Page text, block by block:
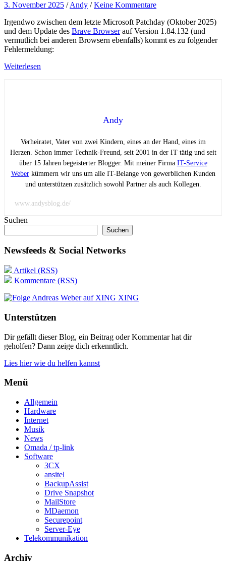
3. November 2025 /Andy /Keine Kommentare
Irgendwo zwischen dem letzte Microsoft Patchday (Oktober 2025)
und dem Update des Brave Browserauf Version 1.84.132 (und
vermutlich bei anderen Browsern ebenfalls) kommt es zu folgender
Fehlermeldung:
Weiterlesen
Andy
Verheiratet, Vater von zwei Kindern, eines an der Hand, eines im
Herzen. Schon immer Technik-Freund, seit 2001 in der IT tätig und seit
über 15 Jahren begeisterter Blogger. Mit meiner Firma IT-Service
Weberkümmern wir uns um alle IT-Belange von gewerblichen Kunden
und unterstützen zusätzlich sowohl Partner als auch Kollegen.
www.andysblog.de/
Suchen
Suchen
Newsfeeds & Social Networks
Artikel (RSS)
Kommentare (RSS)
XING
Unterstützen
Dir gefällt dieser Blog, ein Beitrag oder Kommentar hat dir
geholfen? Dann zeige dich erkenntlich.
Lies hier wie du helfen kannst
Menü
Allgemein
Hardware
Internet
Musik
News
Omada / tp-link
Software
3CX
ansitel
BackupAssist
Drive Snapshot
MailStore
MDaemon
Securepoint
Server-Eye
Telekommunikation
Archiv